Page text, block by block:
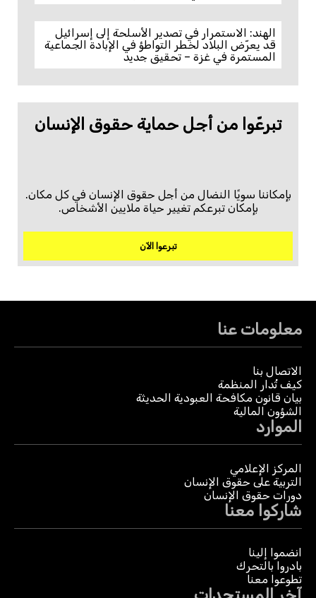
الهند: الاستمرار في تصدير الأسلحة إلى إسرائيل
قد يعرّض البلاد لخطر التواطؤ في الإبادة الجماعية
المستمرة في غزة – تحقيق جديد
تبرعّوا من أجل حماية حقوق الإنسان
بإمكاننا سويًا النضال من أجل حقوق الإنسان في كل مكان.
بإمكان تبرعكم تغيير حياة ملايين الأشخاص.
تبرعوا الآن
معلومات عنا
الاتصال بنا
كيف تُدار المنظمة
بيان قانون مكافحة العبودية الحديثة
الشؤون المالية
الموارد
المركز الإعلامي
التربية على حقوق الإنسان
دورات حقوق الإنسان
شاركوا معنا
انضموا إلينا
بادروا بالتحرك
تطوعوا معنا